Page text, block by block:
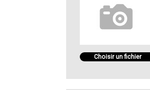
Choisir un fichier